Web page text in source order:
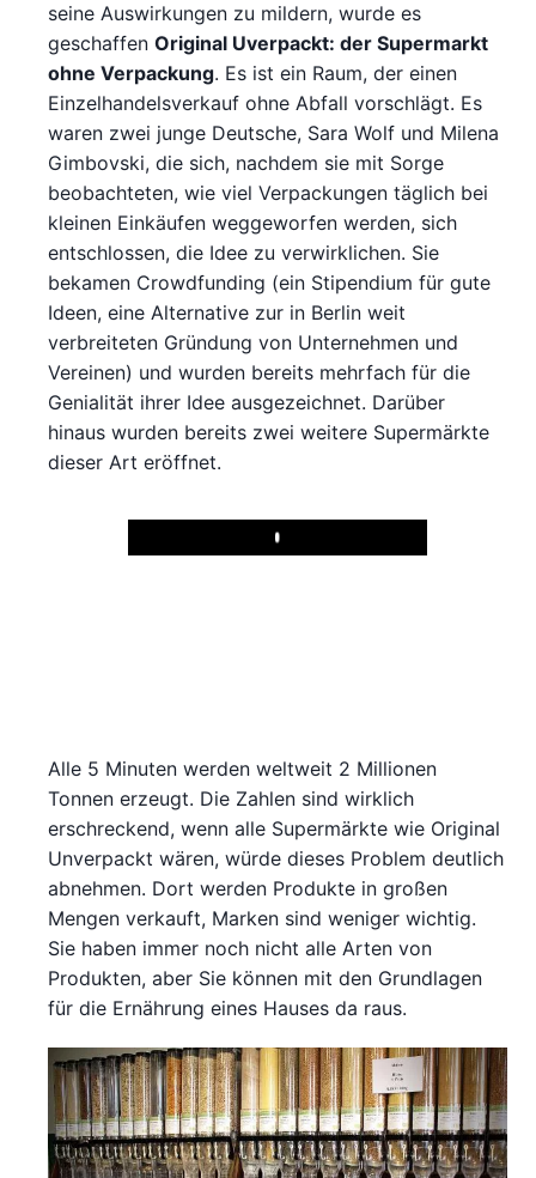
seine Auswirkungen zu mildern, wurde es
geschaffen Original Uverpackt: der Supermarkt
ohne Verpackung. Es ist ein Raum, der einen
Einzelhandelsverkauf ohne Abfall vorschlägt. Es
waren zwei junge Deutsche, Sara Wolf und Milena
Gimbovski, die sich, nachdem sie mit Sorge
beobachteten, wie viel Verpackungen täglich bei
kleinen Einkäufen weggeworfen werden, sich
entschlossen, die Idee zu verwirklichen. Sie
bekamen Crowdfunding (ein Stipendium für gute
Ideen, eine Alternative zur in Berlin weit
verbreiteten Gründung von Unternehmen und
Vereinen) und wurden bereits mehrfach für die
Genialität ihrer Idee ausgezeichnet. Darüber
hinaus wurden bereits zwei weitere Supermärkte
dieser Art eröffnet.
Play
Alle 5 Minuten werden weltweit 2 Millionen
Tonnen erzeugt. Die Zahlen sind wirklich
erschreckend, wenn alle Supermärkte wie Original
Unverpackt wären, würde dieses Problem deutlich
abnehmen. Dort werden Produkte in großen
Mengen verkauft, Marken sind weniger wichtig.
Sie haben immer noch nicht alle Arten von
Produkten, aber Sie können mit den Grundlagen
für die Ernährung eines Hauses da raus.